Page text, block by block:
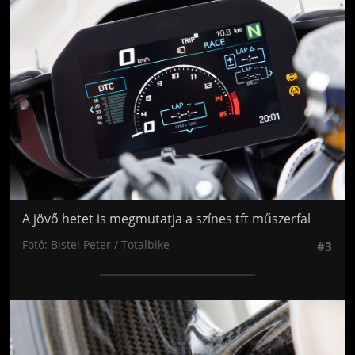
A jövő hetet is megmutatja a színes tft műszerfal
Fotó: Bistei Peter / Totalbike #3
Jön még kép!